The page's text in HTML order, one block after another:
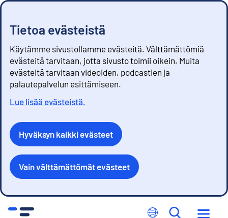
Tietoa evästeistä
Käytämme sivustollamme evästeitä. Välttämättömiä
evästeitä tarvitaan, jotta sivusto toimii oikein. Muita
evästeitä tarvitaan videoiden, podcastien ja
palautepalvelun esittämiseen.
Lue lisää evästeistä.
Hyväksyn kaikki evästeet
Vain välttämättömät evästeet